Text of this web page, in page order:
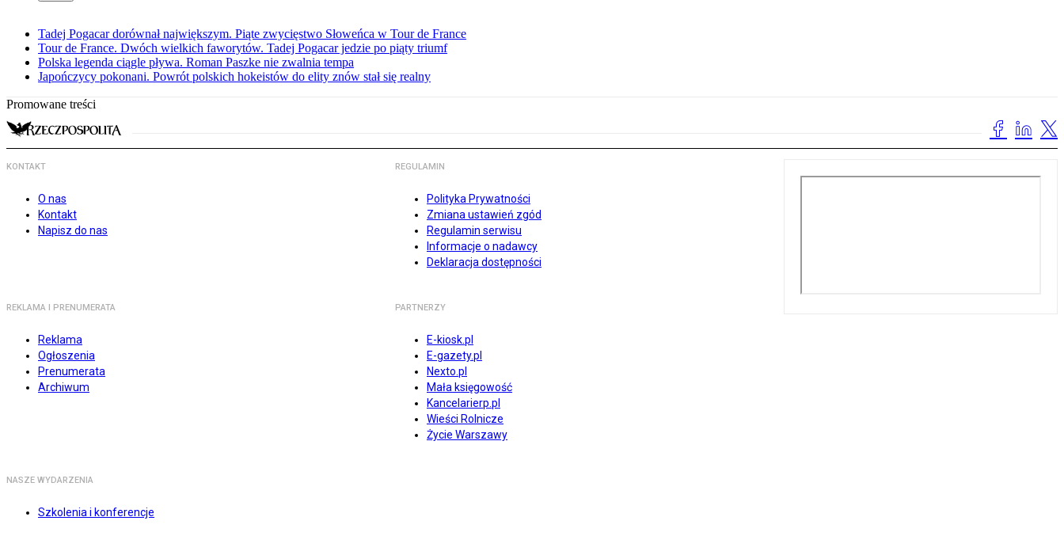
Tadej Pogacar dorównał największym. Piąte zwycięstwo Słoweńca w Tour de France
Tour de France. Dwóch wielkich faworytów. Tadej Pogacar jedzie po piąty triumf
Polska legenda ciągle pływa. Roman Paszke nie zwalnia tempa
Japończycy pokonani. Powrót polskich hokeistów do elity znów stał się realny
Promowane treści
KONTAKT
O nas
Kontakt
Napisz do nas
REGULAMIN
Polityka Prywatności
Zmiana ustawień zgód
Regulamin serwisu
Informacje o nadawcy
Deklaracja dostępności
REKLAMA I PRENUMERATA
Reklama
Ogłoszenia
Prenumerata
Archiwum
PARTNERZY
E-kiosk.pl
E-gazety.pl
Nexto.pl
Mała księgowość
Kancelarierp.pl
Wieści Rolnicze
Życie Warszawy
NASZE WYDARZENIA
Szkolenia i konferencje